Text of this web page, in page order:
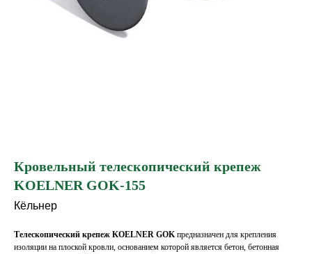
Кровельный телескопический крепеж
KOELNER GOK-155
Кёльнер
Телескопический крепеж KOELNER GOKпредназначен для крепления
изоляции на плоской кровли, основанием которой является бетон, бетонная